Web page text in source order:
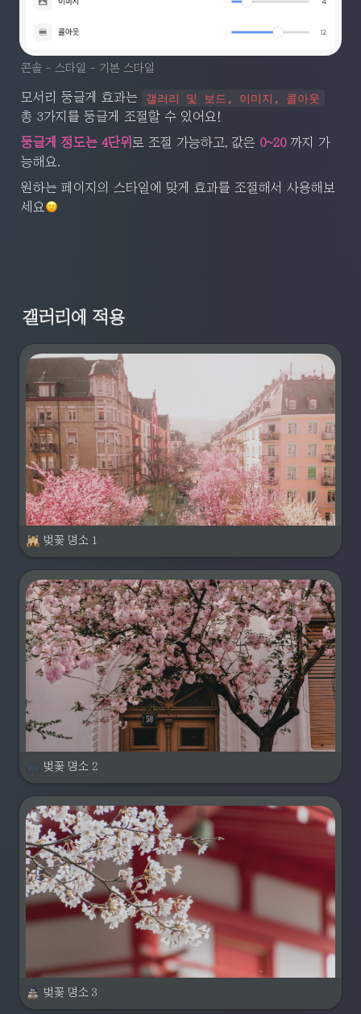
콘솔 - 스타일 - 기본 스타일
모서리 둥글게 효과는
갤러리 및 보드, 이미지, 콜아웃
총 3가지를 둥글게 조절할 수 있어요!
둥글게 정도는 4단위 로 조절 가능하고, 값은 0~20 까지 가
능해요.
원하는 페이지의 스타일에 맞게 효과를 조절해서 사용해보
세요
갤러리에 적용
벚꽃 명소 1
벚꽃 명소 2
벚꽃 명소 3